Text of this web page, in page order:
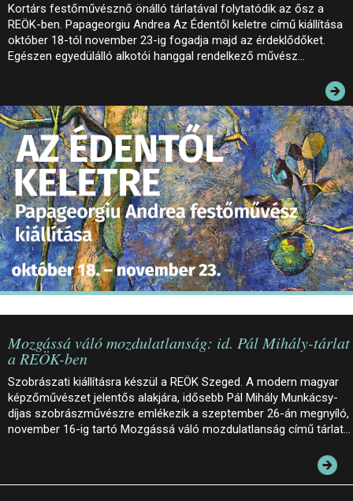
INFORMÁCIÓK
KONFERENCIA
ELÉRHETŐSÉG
PALOTASÉTÁK ÉS VEZETÉSEK
KÖZÉRDEKŰ ADATOK
Kortárs festőművésznő önálló tárlatával folytatódik az ősz a
REÖK-ben. Papageorgiu Andrea Az Édentől keletre című kiállítása
október 18-tól november 23-ig fogadja majd az érdeklődőket.
Egészen egyedülálló alkotói hanggal rendelkező művész…
Mozgássá váló mozdulatlanság: id. Pál Mihály-tárlat
a REÖK-ben
Szobrászati kiállításra készül a REÖK Szeged. A modern magyar
képzőművészet jelentős alakjára, idősebb Pál Mihály Munkácsy-
díjas szobrászművészre emlékezik a szeptember 26-án megnyíló,
november 16-ig tartó Mozgássá váló mozdulatlanság című tárlat…